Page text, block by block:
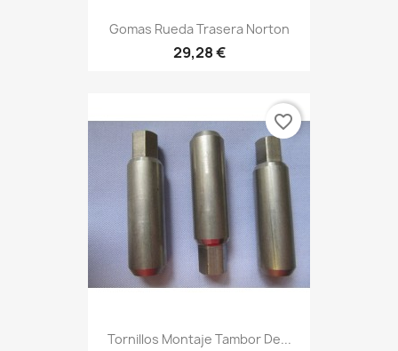
Gomas Rueda Trasera Norton
29,28 €
Tornillos Montaje Tambor De...
favorite_border